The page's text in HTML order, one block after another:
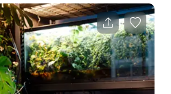
essentiels pour soutenir les
clips musicaux et séances
Décor de salle d'interrogatoire